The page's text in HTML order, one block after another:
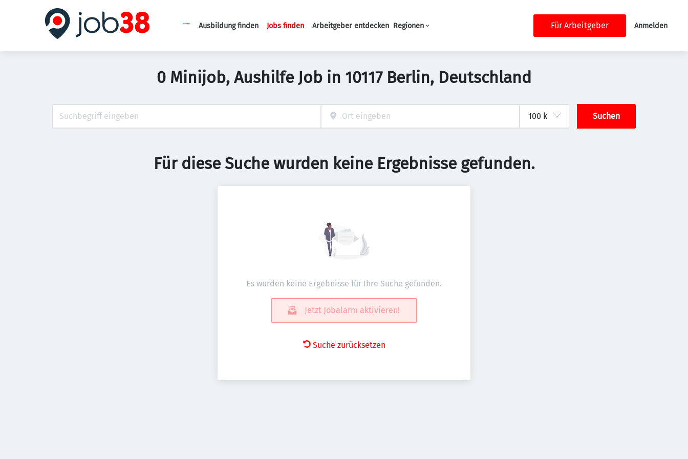
Haupt-Navigation
Ausbildung finden Jobs finden Arbeitgeber entdecken Regionen Für Arbeitgeber Anmelden
0 Minijob, Aushilfe Job in 10117 Berlin, Deutschland
Suchen
Für diese Suche wurden keine Ergebnisse gefunden.
Es wurden keine Ergebnisse für Ihre Suche gefunden.
Jetzt Jobalarm aktivieren!
Suche zurücksetzen